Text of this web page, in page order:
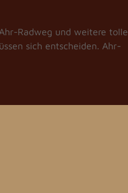
Radweg und weitere tolle
sich entscheiden. Ahr-